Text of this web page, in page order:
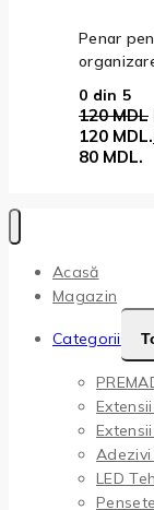
Penar
0 din 5
120MDL
120 MDL.
80 MDL.
Acasă
Magazin
Categorii
Adezivi
LED
Pensete